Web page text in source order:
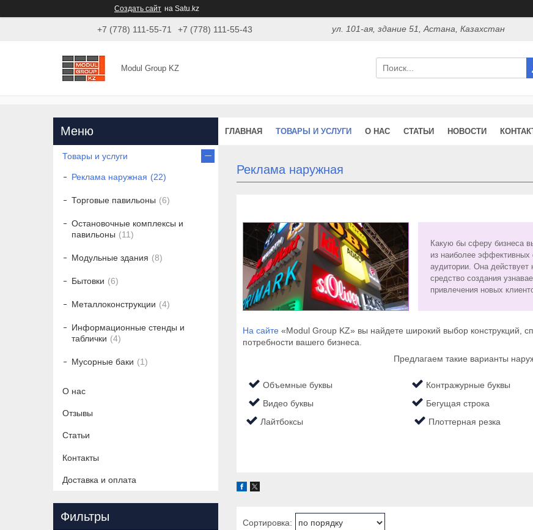
Создать сайт на Satu.kz
+7 (778) 111-55-71 +7 (778) 111-55-43 ул. 101-ая, здание 51, Астана, Казахстан
Modul Group KZ
ГЛАВНАЯ ТОВАРЫ И УСЛУГИ О НАС СТАТЬИ НОВОСТИ
Реклама наружная
Какую бы сферу бизнеса
из наиболее эффективных
аудитории. Она действует
средство создания
привлечения новых
На сайте «Modul Group KZ» вы найдете широкий выбор конструкций,
потребности вашего бизнеса.
Предлагаем такие варианты
Объемные буквы
Видео буквы
Лайтбоксы
Контражурные буквы
​​​​​​​ Бегущая строка
​​​​​​​ Плоттерная резка
Товары и услуги
Реклама наружная 22
Торговые павильоны 6
Остановочные комплексы и
павильоны
11
Модульные здания 8
Бытовки 6
Металлоконструкции 4
Информационные стенды и
таблички
4
Мусорные баки 1
О нас
Отзывы
Статьи
Контакты
Доставка и оплата
Фильтры